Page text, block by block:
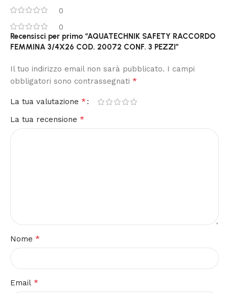
0
0
Recensisci per primo “AQUATECHNIK SAFETY RACCORDO
FEMMINA 3/4X26 COD. 20072 CONF. 3 PEZZI”
Il tuo indirizzo email non sarà pubblicato. I campi
obbligatori sono contrassegnati *
La tua valutazione *
La tua recensione *
Nome *
Email *